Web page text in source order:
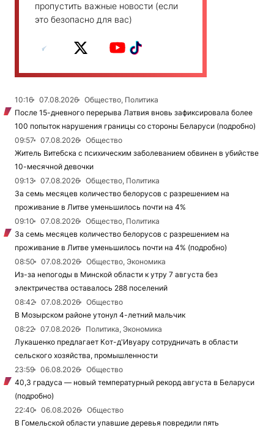
пропустить важные новости (если
это безопасно для вас)
10:16 07.08.2026
Общество, Политика
После 15-дневного перерыва Латвия вновь зафиксировала более
100 попыток нарушения границы со стороны Беларуси (подробно)
09:57
07.08.2026
Общество
Житель Витебска с психическим заболеванием обвинен в убийстве
10-месячной девочки
09:13
07.08.2026
Общество, Политика
За семь месяцев количество белорусов с разрешением на
проживание в Литве уменьшилось почти на 4%
09:10
07.08.2026
Общество, Политика
За семь месяцев количество белорусов с разрешением на
проживание в Литве уменьшилось почти на 4% (подробно)
08:50
07.08.2026
Общество, Экономика
Из-за непогоды в Минской области к утру 7 августа без
электричества оставалось 288 поселений
08:42
07.08.2026
Общество
В Мозырском районе утонул 4-летний мальчик
08:22
07.08.2026
Политика, Экономика
Лукашенко предлагает Кот-д'Ивуару сотрудничать в области
сельского хозяйства, промышленности
23:59
06.08.2026
Общество
40,3 градуса — новый температурный рекорд августа в Беларуси
(подробно)
22:40
06.08.2026
Общество
В Гомельской области упавшие деревья повредили пять